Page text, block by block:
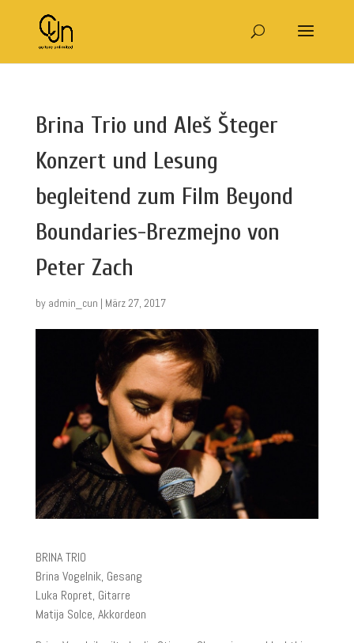
Brina Trio und Aleš Šteger
Konzert und Lesung
begleitend zum Film Beyond
Boundaries-Brezmejno von
Peter Zach
by admin_cun | März 27, 2017
BRINA TRIO
Brina Vogelnik, Gesang
Luka Ropret, Gitarre
Matija Solce, Akkordeon